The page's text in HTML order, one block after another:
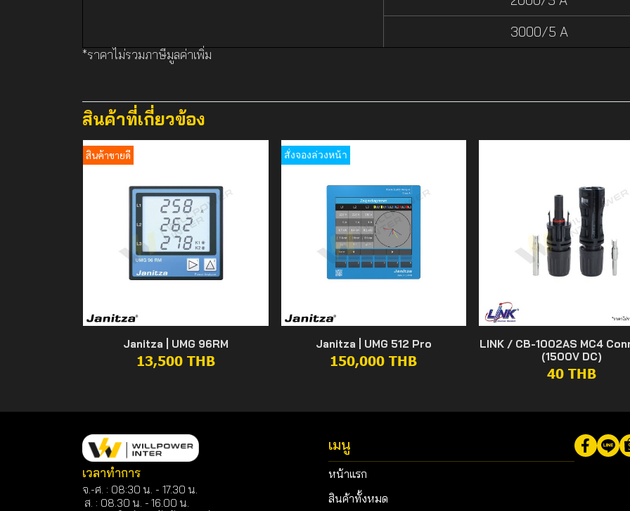
3000/5 A
*ราคาไม่รวมภาษีมูลค่าเพิ่ม
สินค้าที่เกี่ยวข้อง
สินค้าขายดี
Janitza | UMG 96RM
13,500 THB
สั่งจองล่วงหน้า
Janitza | UMG 512 Pro
150,000 THB
LINK / CB-1002AS MC4
(1500V DC)
40 THB
เวลาทำการ
จ.-ศ. : 08:30 น. - 17.30 น.
ส. : 08.30 น. - 16.00 น.
เมนู
หน้าแรก
สินค้าทั้งหมด